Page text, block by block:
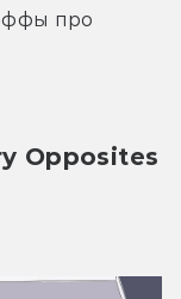
про
Opposites